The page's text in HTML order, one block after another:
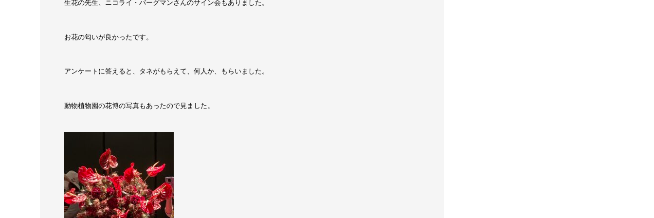
生花の先生、ニコライ・バーグマンさんのサイン会もありました。
お花の匂いが良かったです。
アンケートに答えると、タネがもらえて、何人か、もらいました。
動物植物園の花博の写真もあったので見ました。